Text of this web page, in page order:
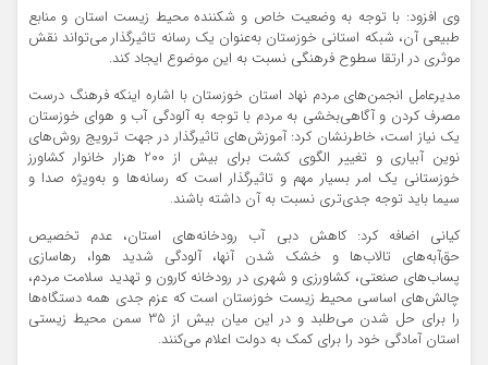
وی افزود: با توجه به وضعیت خاص و شکننده محیط زیست استان و منابع
طبیعی آن، شبکه استانی خوزستان به‌عنوان یک رسانه تاثیرگذار می‌تواند نقش
موثری در ارتقا سطوح فرهنگی نسبت به این موضوع ایجاد کند.
مدیرعامل انجمن‌های مردم نهاد استان خوزستان با اشاره اینکه فرهنگ درست
مصرف کردن و آگاهی‌بخشی به مردم با توجه به آلودگی آب و هوای خوزستان
یک نیاز است، خاطرنشان کرد: آموزش‌های تاثیرگذار در جهت ترویج روش‌های
نوین آبیاری و تغییر الگوی کشت برای بیش از 200 هزار خانوار کشاورز
خوزستانی یک امر بسیار مهم و تاثیر‌گذار است که رسانه‌ها و به‌ویژه صدا و
سیما باید توجه جدی‌تری نسبت به آن داشته باشند.
کیانی اضافه کرد: کاهش دبی آب رودخانه‌های استان، عدم تخصیص
حق‌آبه‌های تالاب‌ها و خشک شدن آنها، آلودگی شدید هوا، رهاسازی
پساب‌های صنعتی، کشاورزی و شهری در رودخانه کارون و تهدید سلامت مردم،
چالش‌های اساسی محیط زیست خوزستان است که عزم جدی همه دستگاه‌ها
را برای حل شدن می‌طلبد و در این میان بیش از 35 سمن محیط زیستی
استان آمادگی خود را برای کمک به دولت اعلام می‌کنند.